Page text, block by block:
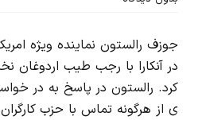
جوزف رالستون نماینده ویژه
در آنکارا با رجب طیب اردوغان
کرد. رالستون در پاسخ به در
ی از هرگونه تماس با حزب